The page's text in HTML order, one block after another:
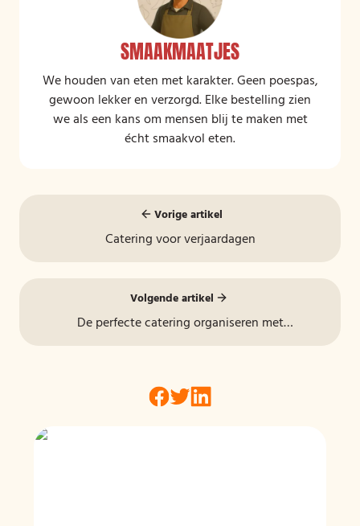
SMAAKMAATJES
We houden van eten met karakter. Geen poespas,
gewoon lekker en verzorgd. Elke bestelling zien
we als een kans om mensen blij te maken met
écht smaakvol eten.
Vorige artikel
Catering voor verjaardagen
Volgende artikel
De perfecte catering organiseren met